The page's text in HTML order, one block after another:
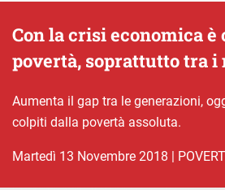
Con la crisi economica
povertà, soprattutto tra
Aumenta il gap tra le generazioni,
colpiti dalla povertà assoluta.
martedì 13 Novembre 2018 |